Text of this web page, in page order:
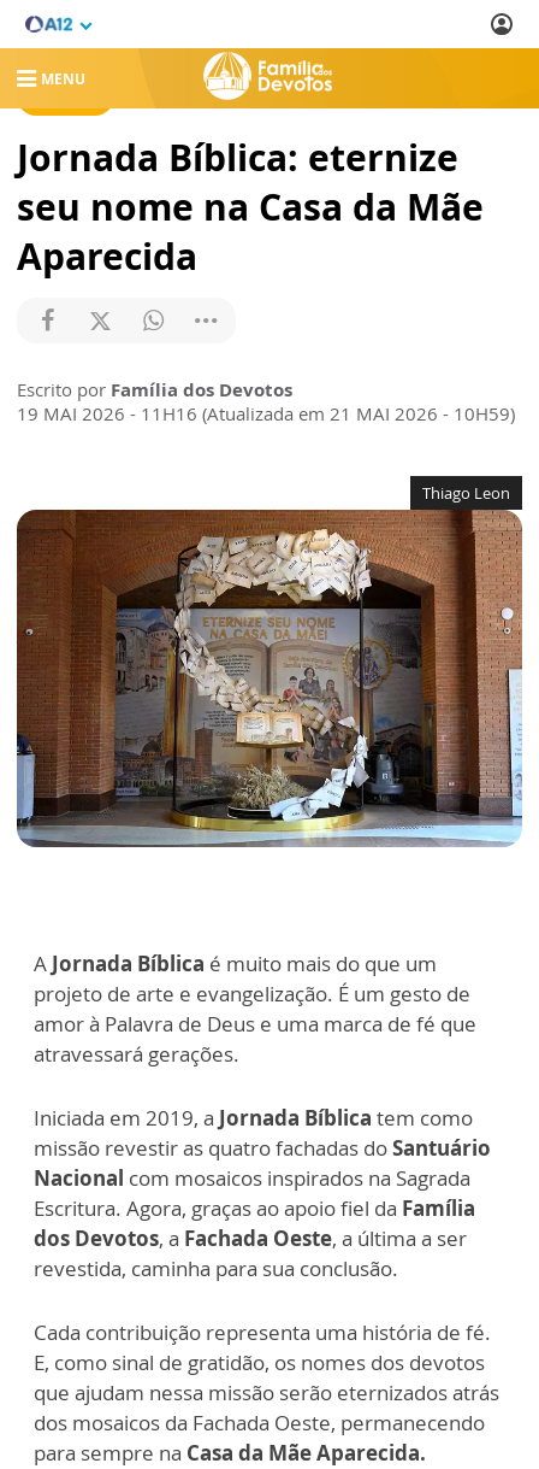
MENU
Jornada Bíblica: eternize
seu nome na Casa da Mãe
Aparecida
Escrito por Família dos Devotos
19 MAI 2026 - 11H16 (Atualizada em 21 MAI 2026 - 10H59)
Thiago Leon
A Jornada Bíblica é muito mais do que um
projeto de arte e evangelização. É um gesto de
amor à Palavra de Deus e uma marca de fé que
atravessará gerações.
Iniciada em 2019, a Jornada Bíblica tem como
missão revestir as quatro fachadas doSantuário
Nacional com mosaicos inspirados na Sagrada
Escritura. Agora, graças ao apoio fiel da Família
dos Devotos, a Fachada Oeste, a última a ser
revestida, caminha para sua conclusão.
Cada contribuição representa uma história de fé.
E, como sinal de gratidão, os nomes dos devotos
que ajudam nessa missão serão eternizados atrás
dos mosaicos da Fachada Oeste, permanecendo
para sempre na Casa da Mãe Aparecida.